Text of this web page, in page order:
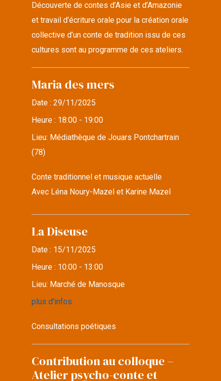
Découverte de contes d’Asie et d’Amazonie
et travail d’écriture orale pour la création orale
collective d’un conte de tradition issu de ces
cultures sont au programme de ces ateliers.
Maria des mers
Date :29/11/2025
Heure : 18:00 - 19:00
Lieu: Médiathèque de Jouars Pontchartrain
(78)
Conte traditionnel et musique actuelle
Avec Léna Noury-Mazel et Karine Mazel
La Diseuse
Date : 15/11/2025
Heure : 10:00 - 13:00
Lieu: Marché de Manosque
plus d'infos
Consultations poétiques
Contribution au colloque –
Atelier psycho-conte et